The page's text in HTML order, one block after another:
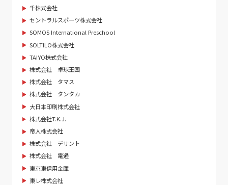
千株式会社
セントラルスポーツ株式会社
SOMOS International Preschool
SOLTILO株式会社
TAIYO株式会社
株式会社 卓球王国
株式会社 タマス
株式会社 タンタカ
大日本印刷株式会社
株式会社T.K.J.
帝人株式会社
株式会社 デサント
株式会社 電通
東京東信用金庫
東レ株式会社